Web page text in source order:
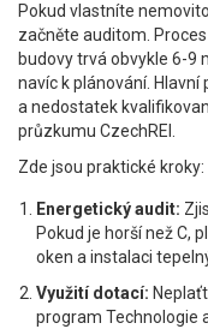
Pokud vlastníte
začněte auditom.
budovy trvá obvykle 6-9
navíc k plánování.
a nedostatek
průzkumu CzechREI.
Zde jsou praktické kroky:
Energetický audit:
Pokud je horší než C,
oken a instalaci
Využití dotací:
program Technologie